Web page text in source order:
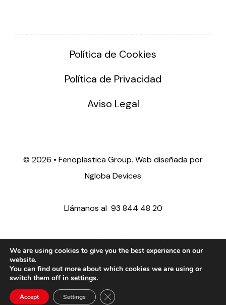
Política de Cookies
Política de Privacidad
Aviso Legal
© 2026 • Fenoplastica Group. Web diseñada por
Ngloba Devices
Llámanos al 93 844 48 20
ventas@fenoplastica.com
export@fenoplastica.com
We are using cookies to give you the best experience on our
website.
You can find out more about which cookies we are using or
switch them off in settings.
Accept Settings Close GDPR Cookie Banner